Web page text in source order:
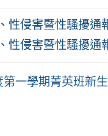
性侵害暨性騷擾通
性侵害暨性騷擾通
一學期菁英班新